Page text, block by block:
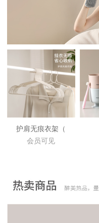
护肩无痕衣架（
会员可见